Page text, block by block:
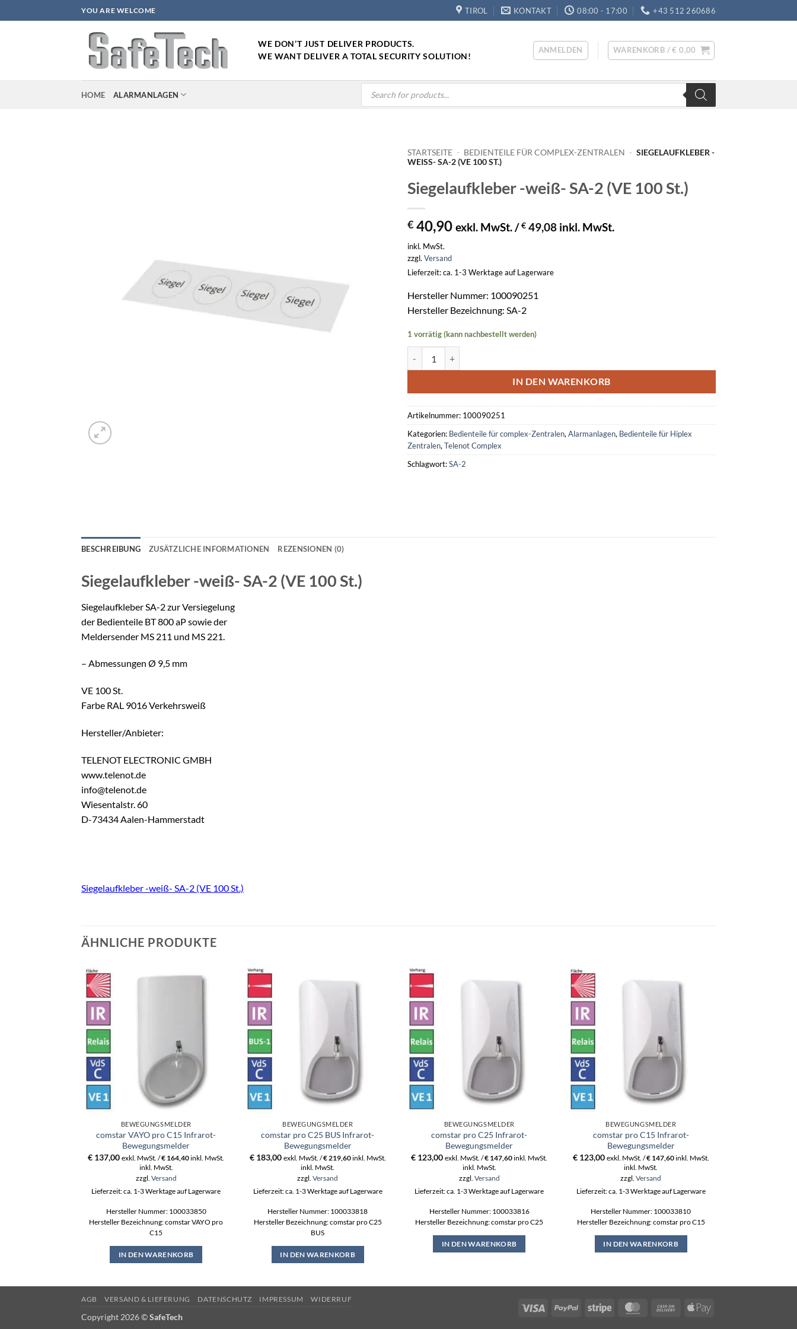
Inhalt
YOU ARE WELCOME TIROL KONTAKT 08:00 - 17:00 +43 512 260686
WE DON’T JUST DELIVER PRODUCTS.
WE WANT DELIVER A TOTAL SECURITY SOLUTION!
ANMELDEN WARENKORB /€ 0,00
HOME ALARMANLAGEN
Products
search
STARTSEITE - BEDIENTEILE FÜR COMPLEX-ZENTRALEN - SIEGELAUFKLEBER -
WEISS- SA-2 (VE 100 ST.)
Siegelaufkleber -weiß- SA-2 (VE 100 St.)
€ 40,90 exkl. MwSt. /€ 49,08 inkl. MwSt.
inkl. MwSt.
zzgl. Versand
Lieferzeit: ca. 1-3 Werktage auf Lagerware
Hersteller Nummer: 100090251
Hersteller Bezeichnung: SA-2
1 vorrätig (kann nachbestellt werden)
IN DEN WARENKORB
Artikelnummer: 100090251
Kategorien: Bedienteile für complex-Zentralen, Alarmanlagen, Bedienteile für Hiplex
Zentralen, Telenot Complex
Schlagwort:SA-2
BESCHREIBUNG ZUSÄTZLICHE INFORMATIONEN REZENSIONEN (0)
Siegelaufkleber -weiß-SA-2 (VE 100 St.)
Siegelaufkleber SA-2 zur Versiegelung
der Bedienteile BT 800 aP sowie der
Meldersender MS 211 und MS 221.
– Abmessungen Ø 9,5 mm
VE 100 St.
Farbe RAL 9016 Verkehrsweiß
Hersteller/Anbieter:
TELENOT ELECTRONIC GMBH
www.telenot.de
info@telenot.de
Wiesentalstr. 60
D-73434 Aalen-Hammerstadt
Siegelaufkleber -weiß- SA-2 (VE 100 St.)
ÄHNLICHE PRODUKTE
BEWEGUNGSMELDER
comstar VAYO pro C15 Infrarot-
Bewegungsmelder
€ 137,00 exkl. MwSt. /€ 164,40inkl. MwSt.
inkl. MwSt.
zzgl. Versand
Lieferzeit: ca. 1-3 Werktage auf Lagerware
Hersteller Nummer: 100033850
Hersteller Bezeichnung: comstar VAYO pro
C15
IN DEN WARENKORB
BEWEGUNGSMELDER
comstar pro C25 BUS Infrarot-
Bewegungsmelder
€183,00 exkl. MwSt. /€219,60inkl. MwSt.
inkl. MwSt.
zzgl.Versand
Lieferzeit: ca. 1-3 Werktage auf Lagerware
Hersteller Nummer: 100033818
Hersteller Bezeichnung: comstar pro C25
BUS
IN DEN WARENKORB
BEWEGUNGSMELDER
comstar pro C25 Infrarot-
Bewegungsmelder
€ 123,00 exkl. MwSt. /€ 147,60inkl. MwSt.
inkl. MwSt.
zzgl. Versand
Lieferzeit: ca. 1-3 Werktage auf Lagerware
Hersteller Nummer: 100033816
Hersteller Bezeichnung: comstar pro C25
IN DEN WARENKORB
BEWEGUNGSMELDER
comstar pro C15 Infrarot-
Bewegungsmelder
€123,00 exkl. MwSt. /€147,60inkl. MwSt.
inkl. MwSt.
zzgl.Versand
Lieferzeit: ca. 1-3 Werktage auf Lagerware
Hersteller Nummer: 100033810
Hersteller Bezeichnung: comstar pro C15
IN DEN WARENKORB
Visa PayPal Stripe MasterCardCash
Apple
AGB VERSAND & LIEFERUNG DATENSCHUTZ IMPRESSUM WIDERRUF
Copyright 2026 ©SafeTech